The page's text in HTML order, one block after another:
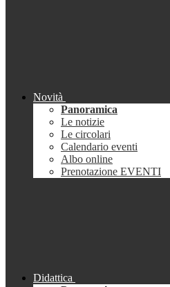
Novità
Panoramica
Le notizie
Le circolari
Calendario eventi
Albo online
Prenotazione EVENTI
Didattica